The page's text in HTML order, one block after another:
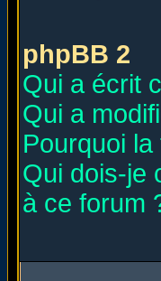
phpBB 2
Qui a écrit
Qui a
Pourquoi
Qui dois-je
à ce forum